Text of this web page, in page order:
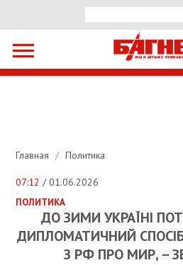
Главная / Политика
07:12 / 01.06.2026
ПОЛИТИКА
ДО ЗИМИ УКРАЇНІ
ДИПЛОМАТИЧНИЙ
З РФ ПРО МИР, –